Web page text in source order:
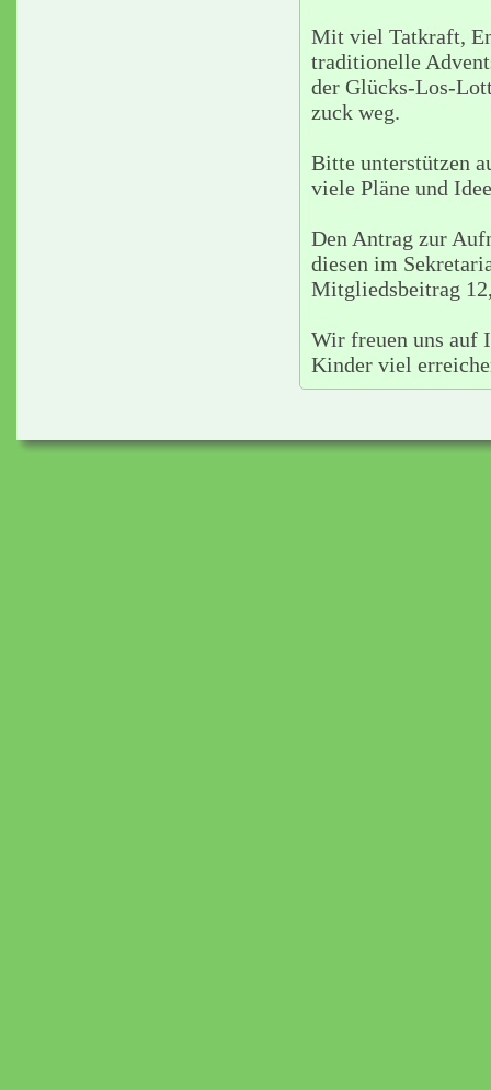
Mit viel Tatkraft,
traditionelle
der Glücks-Los-
zuck weg.
Bitte unterstützen
viele Pläne und
Den Antrag zur
diesen im
Mitgliedsbeitrag
Wir freuen uns auf
Kinder viel